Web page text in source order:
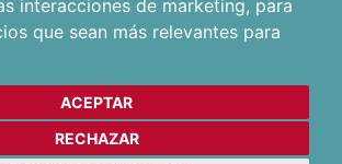
interacciones de marketing, para
que sean más relevantes para
ACEPTAR
RECHAZAR